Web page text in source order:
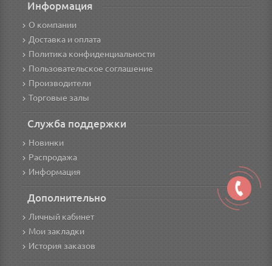
Информация
О компании
Доставка и оплата
Политика конфиденциальности
Пользовательское соглашение
Производители
Торговые залы
Служба поддержки
Новинки
Распродажа
Информация
Дополнительно
Личный кабинет
Мои закладки
История заказов